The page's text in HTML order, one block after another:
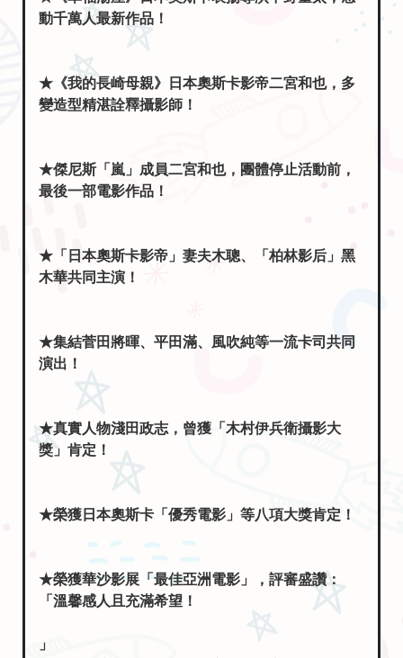
★《我的長崎母親》日本奧斯卡影帝二宮和也，多
變造型精湛詮釋攝影師！
★真實人物淺田政志，曾獲「木村伊兵衛攝影大
獎」肯定！
★榮獲日本奧斯卡「優秀電影」等八項大獎肯定！
★榮獲華沙影展「最佳亞洲電影」，評審盛讚：
「溫馨感人且充滿希望！
」
★榮獲橫濱電影節「最佳男主角（二宮和也）」、
「年度十大佳片」肯定！